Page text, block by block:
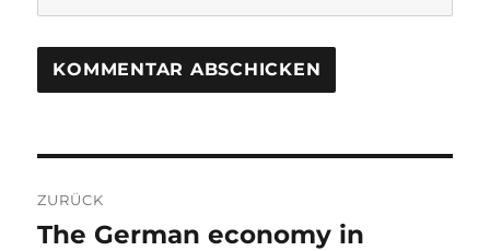
Navigation
ZURÜCK
Vorheriger
The German economy in